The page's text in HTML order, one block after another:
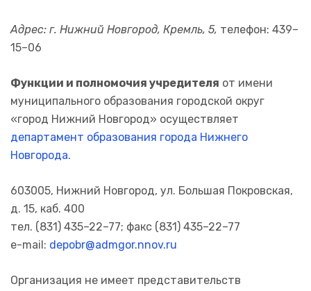
Адрес: г. Нижний Новгород, Кремль, 5, телефон: 439–
15–06
Функции и полномочия учредителя от имени
муниципального образования городской округ
«город Нижний Новгород» осуществляет
департамент образования города Нижнего
Новгорода.
603005, Нижний Новгород, ул. Большая Покровская,
д. 15, каб. 400
тел. (831) 435–22–77; факс (831) 435–22–77
e-mail: depobr@admgor.nnov.ru
Организация не имеет представительств